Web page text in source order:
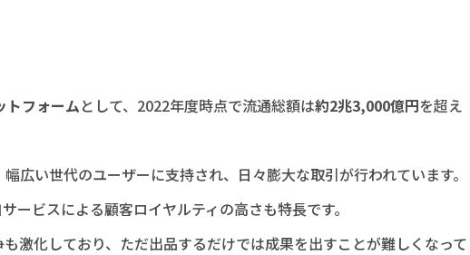
トフォームとして、2022年度時点で流通総額は約2兆3,000億円を超え
広い世代のユーザーに支持され、日々膨大な取引が行われています。
ービスによる顧客ロイヤルティの高さも特長です。
激化しており、ただ出品するだけでは成果を出すことが難しくなって